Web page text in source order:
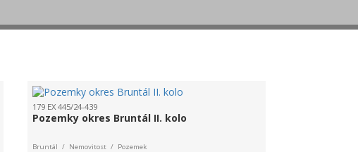
179 EX 445/24-439
Pozemky okres Bruntál II. kolo
Bruntál / Nemovitost / Pozemek